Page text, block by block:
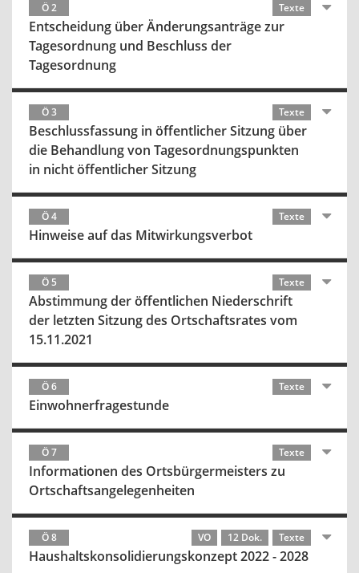
Ö 2 Texte
Entscheidung über Änderungsanträge zur
Tagesordnung und Beschluss der
Tagesordnung
Ö 3 Texte
Beschlussfassung in öffentlicher Sitzung über
die Behandlung von Tagesordnungspunkten
in nicht öffentlicher Sitzung
Ö 4 Texte
Hinweise auf das Mitwirkungsverbot
Ö 5 Texte
Abstimmung der öffentlichen Niederschrift
der letzten Sitzung des Ortschaftsrates vom
15.11.2021
Ö 6 Texte
Einwohnerfragestunde
Ö 7 Texte
Informationen des Ortsbürgermeisters zu
Ortschaftsangelegenheiten
Ö 8 VO 12 Dok. Texte
Haushaltskonsolidierungskonzept 2022 - 2028